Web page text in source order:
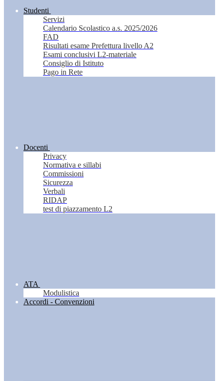
Studenti
Servizi
Calendario Scolastico a.s. 2025/2026
FAD
Risultati esame Prefettura livello A2
Esami conclusivi L2-materiale
Consiglio di Istituto
Pago in Rete
Docenti
Privacy
Normativa e sillabi
Commissioni
Sicurezza
Verbali
RIDAP
test di piazzamento L2
ATA
Modulistica
Accordi - Convenzioni